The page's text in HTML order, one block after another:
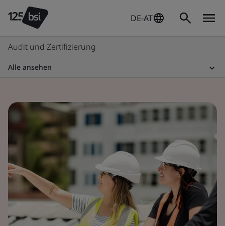
DE-AT
Audit und Zertifizierung
Alle ansehen